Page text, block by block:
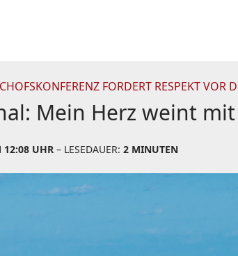
FORDERT RESPEKT VOR
Mein Herz weint
12:08 UHR – LESEDAUER: 2 MINUTEN